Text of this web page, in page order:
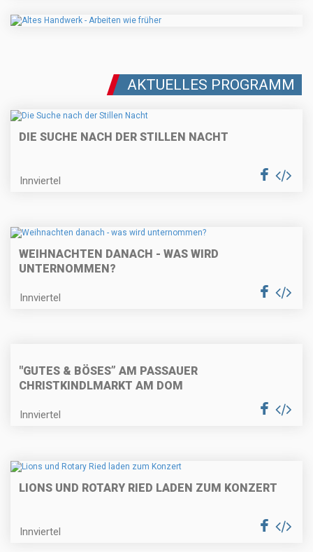
AKTUELLES PROGRAMM
DIE SUCHE NACH DER STILLEN NACHT
Innviertel
WEIHNACHTEN DANACH - WAS WIRD
UNTERNOMMEN?
Innviertel
"GUTES & BÖSES” AM PASSAUER
CHRISTKINDLMARKT AM DOM
Innviertel
LIONS UND ROTARY RIED LADEN ZUM KONZERT
Innviertel